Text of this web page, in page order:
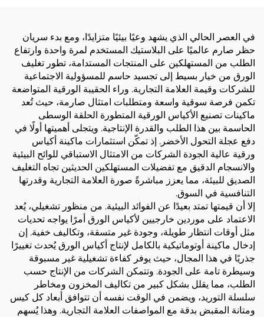
في العصر الحالي الذي يشهد وعيًا بيئيًا متزايدًا، ومع بدء سريان
حظر صارم عالميًا على البلاستيك المستخدم لمرة واحدة وارتفاع
الطلب من المستهلكين على المنتجات المستدامة، تطور تغليف
الورق من خيار بسيط إلى تجسيد حاسم للمسؤولية الاجتماعية
للشركات وقيمة العلامة التجارية. وراء الحقيبة الورقية المتواضعة
تكمن فرصة سوقية واسعة ومتطلبات امتثال صارمة، حيث تُعد
ماكينات تصنيع الأكياس الورقية المتطورة الحلقة الوسطى
الحاسمة بين هذا الطلب والقدرة الإنتاجية. ويتجلى أهميتها أولًا في
دفع عجلة التحول الأخضر. إذ تمكّن استثمارات ماكينة أكياس
ورقية عالية الجودة الشركات من الامتثال الاستباقي للوائح البيئية
والانسجام الدقيق مع تفضيلات المستهلكين الحديثين تجاه التغليف
الصديق للبيئة، مما يعزز مباشرةً صورة العلامة التجارية وقدرتها
التنافسية في السوق.
إلا أن قيمتها تمتد بعيدًا عن الفوائد البيئية. من منظور تشغيلي، يُعد
الاعتماد على موردين خارجيين لأكياس الورق أمرًا يواجه تحديات
مثل أوقات انتظار طويلة، وجودة غير متسقة، وتكاليف خفية. إن
إدخال ماكينة أوتوماتيكية بالكامل لإنتاج أكياس الورق يُحدث تغييرًا
جذريًا في هذا المجال، حيث يوفر كفاءة تشغيلية غير مسبوقة
وسيطرة تامة على الجودة. وتتمكن الشركات من الإنتاج حسب
الطلب، مما يقلل بشكل كبير من تكاليف المخزون ومخاطر
سلسلة التوريد، ويضمن في الوقت نفسه أن تتوافق أبعاد كل كيس
ومتانة المقبض بدقة مع المواصفات العلامة التجارية. وهذا يُسهم